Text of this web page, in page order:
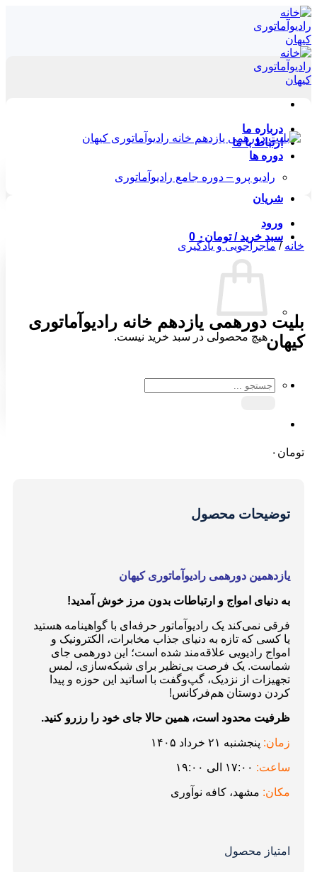
Skip
to
content
درباره ما
ارتباط با ما
دوره ها
رادیو پرو – دوره جامع رادیوآماتوری
شریان
ورود
سبد خرید /تومان ۰ 0
هیچ محصولی در سبد خرید نیست.
جستجو
خانه / ماجراجویی و یادگیری
بلیت دورهمی یازدهم خانه رادیوآماتوری
کیهان
تومان ۰
توضیحات محصول
یازدهمین دورهمی رادیوآماتوری کیهان
به دنیای امواج و ارتباطات بدون مرز خوش آمدید!
فرقی نمی‌کند یک رادیوآماتور حرفه‌ای با گواهینامه هستید
یا کسی که تازه به دنیای جذاب مخابرات، الکترونیک و
امواج رادیویی علاقه‌مند شده است؛ این دورهمی جای
شماست. یک فرصت بی‌نظیر برای شبکه‌سازی، لمس
تجهیزات از نزدیک، گپ‌و‌گفت با اساتید این حوزه و پیدا
کردن دوستان هم‌فرکانس!
ظرفیت محدود است، همین حالا جای خود را رزرو کنید.
زمان: پنجشنبه ۲۱ خرداد ۱۴۰۵
ساعت:
مکان: مشهد، کافه نوآوری
امتیاز محصول